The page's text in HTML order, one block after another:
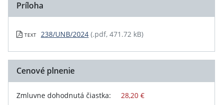
Príloha
TEXT 238/UNB/2024 (.pdf, 471.72 kB)
Cenové plnenie
Zmluvne dohodnutá čiastka: 28,20 €